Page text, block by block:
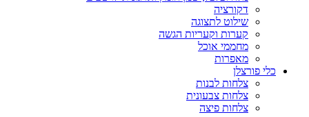
דקורציה
שילוט לתצוגה
קערות וקעריות הגשה
מחממי אוכל
מאפרות
כלי פורצלן
צלחות לבנות
צלחות צבעונית
צלחות פיצה